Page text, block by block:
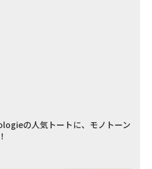
の人気トートに、モノトーン